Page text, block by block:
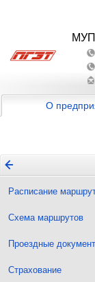
МУП
О
Расписание
Схема маршрутов
Проездные
Страхование